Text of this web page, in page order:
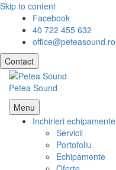
Skip to content
Facebook
40 722 455 632
office@peteasound.ro
Contact
Petea Sound
Menu
Inchirieri echipamente
Servicii
Portofoliu
Echipamente